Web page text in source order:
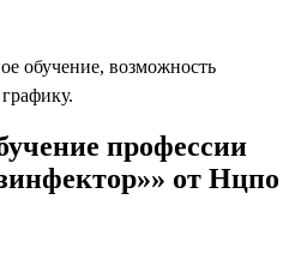
обучение, возможность
профессии
от Нцпо